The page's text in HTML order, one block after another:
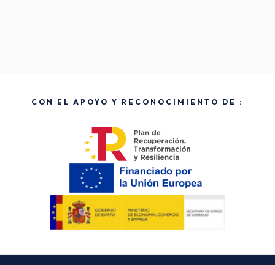
CON EL APOYO Y RECONOCIMIENTO DE :